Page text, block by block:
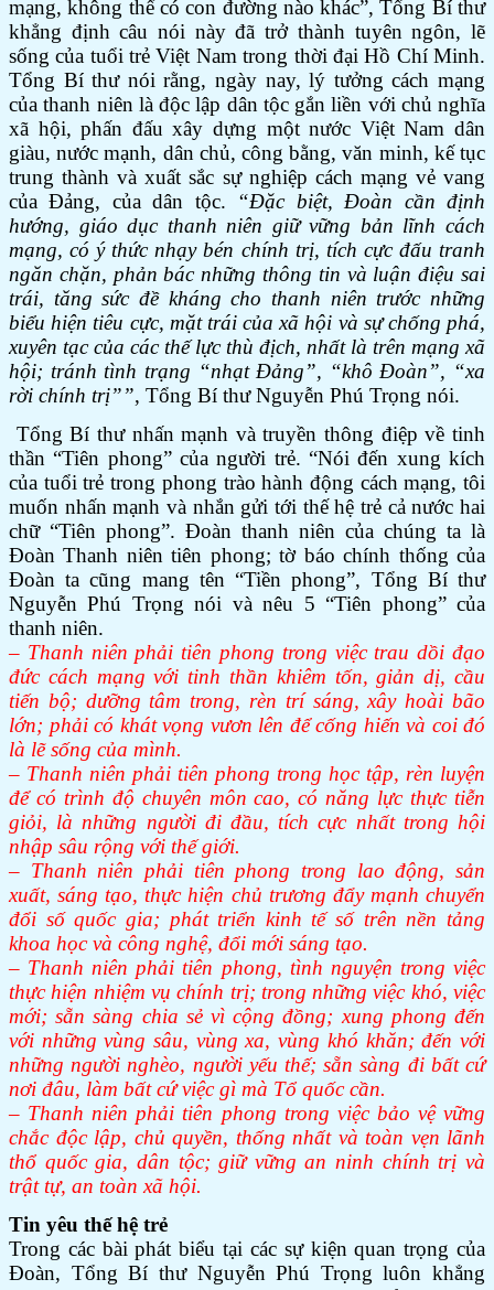
mạng, không thể có con đường nào khác”, Tổng Bí thư
khẳng định câu nói này đã trở thành tuyên ngôn, lẽ
sống của tuổi trẻ Việt Nam trong thời đại Hồ Chí Minh.
Tổng Bí thư nói rằng, ngày nay, lý tưởng cách mạng
của thanh niên là độc lập dân tộc gắn liền với chủ nghĩa
xã hội, phấn đấu xây dựng một nước Việt Nam dân
giàu, nước mạnh, dân chủ, công bằng, văn minh, kế tục
trung thành và xuất sắc sự nghiệp cách mạng vẻ vang
của Đảng, của dân tộc. “Đặc biệt, Đoàn cần định
hướng, giáo dục thanh niên giữ vững bản lĩnh cách
mạng, có ý thức nhạy bén chính trị, tích cực đấu tranh
ngăn chặn, phản bác những thông tin và luận điệu sai
trái, tăng sức đề kháng cho thanh niên trước những
biểu hiện tiêu cực, mặt trái của xã hội và sự chống phá,
xuyên tạc của các thế lực thù địch, nhất là trên mạng xã
hội; tránh tình trạng “nhạt Đảng”, “khô Đoàn”, “xa
rời chính trị””, Tổng Bí thư Nguyễn Phú Trọng nói.
Tổng Bí thư nhấn mạnh và truyền thông điệp về tinh
thần “Tiên phong” của người trẻ. “Nói đến xung kích
của tuổi trẻ trong phong trào hành động cách mạng, tôi
muốn nhấn mạnh và nhắn gửi tới thế hệ trẻ cả nước hai
chữ “Tiên phong”. Đoàn thanh niên của chúng ta là
Đoàn Thanh niên tiên phong; tờ báo chính thống của
Đoàn ta cũng mang tên “Tiền phong”, Tổng Bí thư
Nguyễn Phú Trọng nói và nêu 5 “Tiên phong” của
thanh niên.
– Thanh niên phải tiên phong trong việc trau dồi đạo
đức cách mạng với tinh thần khiêm tốn, giản dị, cầu
tiến bộ; dưỡng tâm trong, rèn trí sáng, xây hoài bão
lớn; phải có khát vọng vươn lên để cống hiến và coi đó
là lẽ sống của mình.
– Thanh niên phải tiên phong trong học tập, rèn luyện
để có trình độ chuyên môn cao, có năng lực thực tiễn
giỏi, là những người đi đầu, tích cực nhất trong hội
nhập sâu rộng với thế giới.
– Thanh niên phải tiên phong trong lao động, sản
xuất, sáng tạo, thực hiện chủ trương đẩy mạnh chuyển
đổi số quốc gia; phát triển kinh tế số trên nền tảng
khoa học và công nghệ, đổi mới sáng tạo.
– Thanh niên phải tiên phong, tình nguyện trong việc
thực hiện nhiệm vụ chính trị; trong những việc khó, việc
mới; sẵn sàng chia sẻ vì cộng đồng; xung phong đến
với những vùng sâu, vùng xa, vùng khó khăn; đến với
những người nghèo, người yếu thế; sẵn sàng đi bất cứ
nơi đâu, làm bất cứ việc gì mà Tổ quốc cần.
– Thanh niên phải tiên phong trong việc bảo vệ vững
chắc độc lập, chủ quyền, thống nhất và toàn vẹn lãnh
thổ quốc gia, dân tộc; giữ vững an ninh chính trị và
trật tự, an toàn xã hội.
Tin yêu thế hệ trẻ
Trong các bài phát biểu tại các sự kiện quan trọng của
Đoàn, Tổng Bí thư Nguyễn Phú Trọng luôn khẳng